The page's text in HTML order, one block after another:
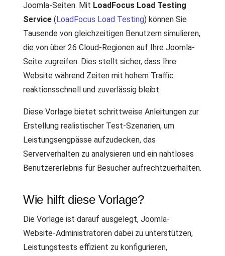
Joomla-Seiten. Mit LoadFocus Load Testing
Service (LoadFocus Load Testing) können Sie
Tausende von gleichzeitigen Benutzern simulieren,
die von über 26 Cloud-Regionen auf Ihre Joomla-
Seite zugreifen. Dies stellt sicher, dass Ihre
Website während Zeiten mit hohem Traffic
reaktionsschnell und zuverlässig bleibt.
Diese Vorlage bietet schrittweise Anleitungen zur
Erstellung realistischer Test-Szenarien, um
Leistungsengpässe aufzudecken, das
Serververhalten zu analysieren und ein nahtloses
Benutzererlebnis für Besucher aufrechtzuerhalten.
Wie hilft diese Vorlage?
Die Vorlage ist darauf ausgelegt, Joomla-
Website-Administratoren dabei zu unterstützen,
Leistungstests effizient zu konfigurieren,